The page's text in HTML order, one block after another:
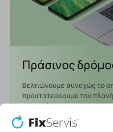
Πράσινος
Βελτιώνουμε συνεχώς το
προστατεύσουμε τον
περισσότερα για το πώς
διαδικασίες μας ώστε να